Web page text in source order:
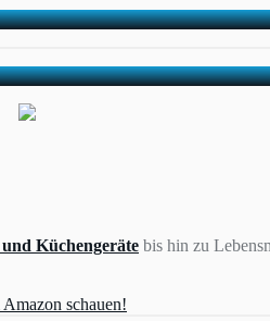
Küchengeräte bis hin zu